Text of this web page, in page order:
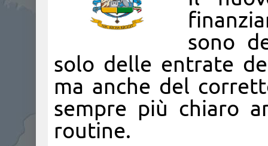
sono
solo delle entrate
ma anche del
sempre più chiaro
routine.